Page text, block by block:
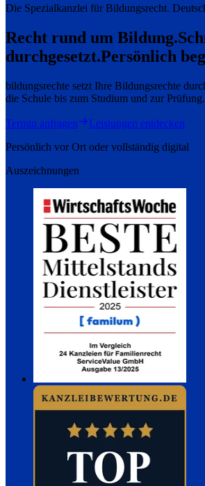
Die Spezialkanzlei für Bildungsrecht.
Recht rund um Bildung.
durchgesetzt.Persönlich
bildungsrechte setzt Ihre Bildungsrechte
die Schule bis zum Studium und zur Prüfung.
Termin anfragen
Leistungen entdecken
Persönlich vor Ort oder vollständig digital
Auszeichnungen